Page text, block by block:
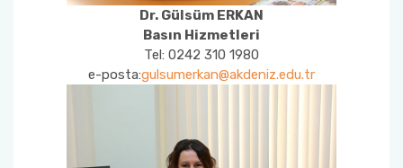
Dr. Gülsüm ERKAN
Basın Hizmetleri
Tel: 0242 310 1980
e-posta:gulsumerkan@akdeniz.edu.tr